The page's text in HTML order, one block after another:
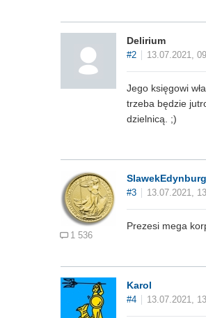
Delirium
#2 13.07.2021,
Jego księgowi
trzeba będzie
dzielnicą. ;)
1 536
SlawekEdynburg
#3 13.07.2021,
Prezesi mega
Karol
#4 13.07.2021,